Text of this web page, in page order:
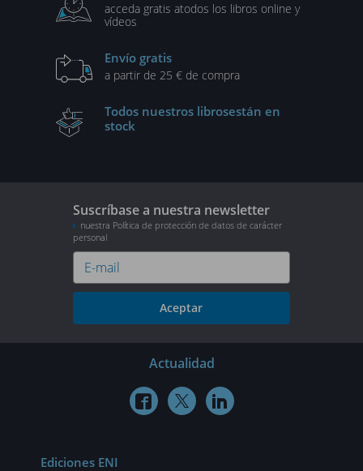
acceda gratis atodos los libros online y
vídeos
Envío gratis
a partir de 25 € de compra
Todos nuestros librosestán en
stock
Suscríbase a nuestra newsletter
nuestra Política de protección de datos de carácter
personal
Aceptar
Actualidad
  
Ediciones ENI